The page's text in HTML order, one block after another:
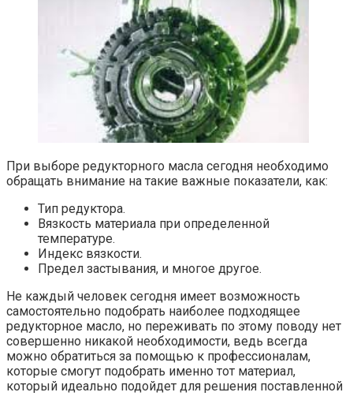
При выборе редукторного масла сегодня необходимо
обращать внимание на такие важные показатели, как:
Тип редуктора.
Вязкость материала при определенной
температуре.
Индекс вязкости.
Предел застывания, и многое другое.
Не каждый человек сегодня имеет возможность
самостоятельно подобрать наиболее подходящее
редукторное масло, но переживать по этому поводу нет
совершенно никакой необходимости, ведь всегда
можно обратиться за помощью к профессионалам,
которые смогут подобрать именно тот материал,
который идеально подойдет для решения поставленной